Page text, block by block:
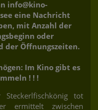
info@kino-
eine Nachricht
mit Anzahl der
oder
der Öffnungszeiten.
Im Kino gibt es
! ! !
tot
ermittelt zwischen